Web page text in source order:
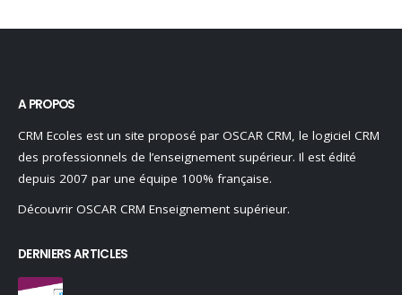
A PROPOS
CRM Ecoles est un site proposé par OSCAR CRM, le logiciel CRM
des professionnels de l’enseignement supérieur. Il est édité
depuis 2007 par une équipe 100% française.
Découvrir OSCAR CRM Enseignement supérieur.
DERNIERS ARTICLES